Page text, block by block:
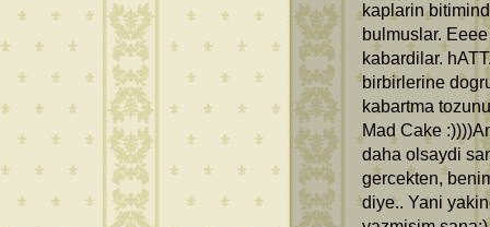
kaplarin
bulmuslar.
kabardilar.
birbirlerine
kabartma
Mad Cake
daha olsaydi
gercekten,
diye.. Yani